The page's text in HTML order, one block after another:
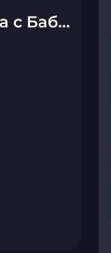
Упоротая наука с Бабаем Лютым